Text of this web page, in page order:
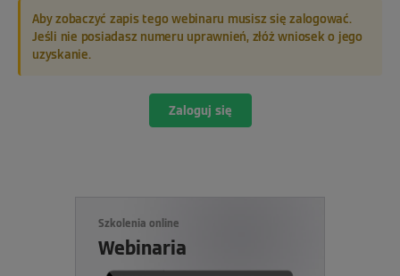
Aby zobaczyć zapis tego webinaru musisz się zalogować.
Jeśli nie posiadasz numeru uprawnień, złóż wniosek o jego
uzyskanie.
Zaloguj się
Szkolenia online
Webinaria